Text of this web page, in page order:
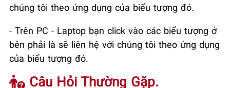
chúng tôi theo ứng dụng của biểu tượng đó.
- Trên PC - Laptop bạn click vào các biểu tượng ở
bên phải là sẽ liên hệ với chúng tôi theo ứng dụng
của biểu tượng đó.
Câu Hỏi Thường Gặp.